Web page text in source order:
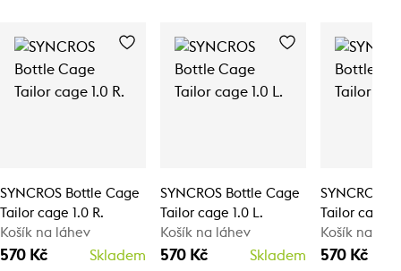
SYNCROS Bottle Cage
Tailor cage 1.0 R.
Košík na láhev
570 Kč Skladem
SYNCROS Bottle Cage
Tailor cage 1.0 L.
Košík na láhev
570 Kč Skladem
SYNCROS
Tailor cage
Košík na
570 Kč